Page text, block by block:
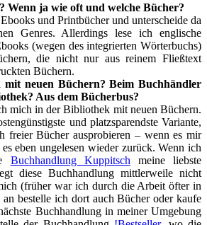
Wenn ja wie oft und welche Bücher?
und Printbücher und unterscheide da
Genres. Allerdings lese ich englische
(wegen des integrierten Wörterbuchs)
die nicht nur aus reinem Fließtext
Büchern.
mit neuen Büchern? Beim Buchhändler
Aus dem Bücherbus?
mich in der Bibliothek mit neuen Büchern.
und platzsparendste Variante,
freier Bücher ausprobieren – wenn es mir
eben ungelesen wieder zurück. Wenn ich
Buchhandlung Kuppitsch meine liebste
diese Buchhandlung mittlerweile nicht
(früher war ich durch die Arbeit öfter in
bestelle ich dort auch Bücher oder kaufe
Buchhandlung in meiner Umgebung